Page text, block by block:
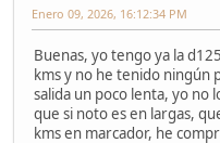
Enero 09, 2026, 16:12:34 PM
Buenas, yo tengo ya la
kms y no he tenido ningún
salida un poco lenta, yo no
que si noto es en largas,
kms en marcador, he